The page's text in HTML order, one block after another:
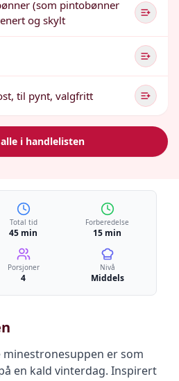
(som pintobønner
og skylt
til pynt, valgfritt
i handlelisten
Total tid
45 min
Forberedelse
15 min
Porsjoner
4
Nivå
Middels
er som
en kald vinterdag. Inspirert